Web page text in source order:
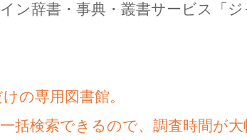
ン辞書・事典・叢書サービス「
の専用図書館。
括検索できるので、調査時間が